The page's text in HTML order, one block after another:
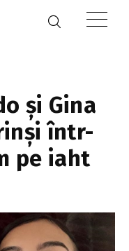
și Gina
într-
pe iaht